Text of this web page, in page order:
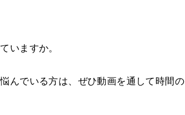
いますか。
んでいる方は、ぜひ動画を通して時間の